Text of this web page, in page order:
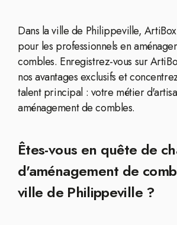
Dans la ville de Philippeville,
pour les professionnels en
combles. Enregistrez-vous sur
nos avantages exclusifs et
talent principal : votre métier
aménagement de combles.
Êtes-vous en quête de
d'aménagement de
ville de Philippeville ?